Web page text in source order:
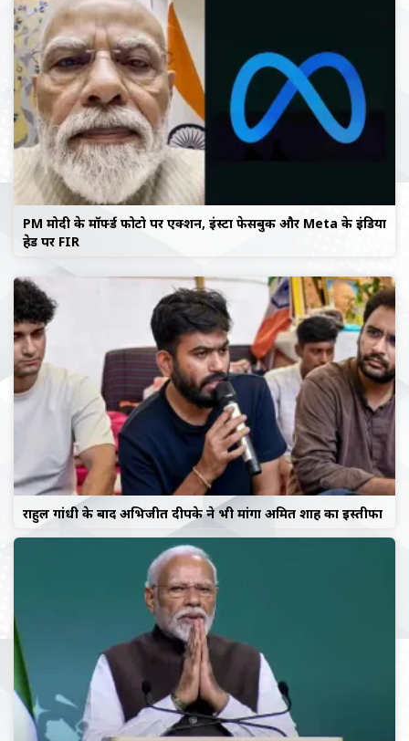
PM मोदी के मॉर्फ्ड फोटो पर एक्शन, इंस्टा फेसबुक और Meta के इंडिया
हेड पर FIR
राहुल गांधी के बाद अभिजीत दीपके ने भी मांगा अमित शाह का इस्तीफा